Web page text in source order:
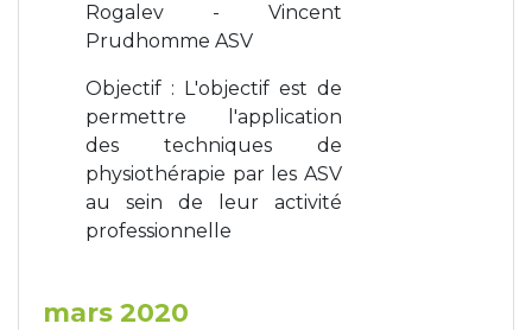
Rogalev - Vincent
Prudhomme ASV
Objectif : L'objectif est de
permettre l'application
des techniques de
physiothérapie par les ASV
au sein de leur activité
professionnelle
mars 2020